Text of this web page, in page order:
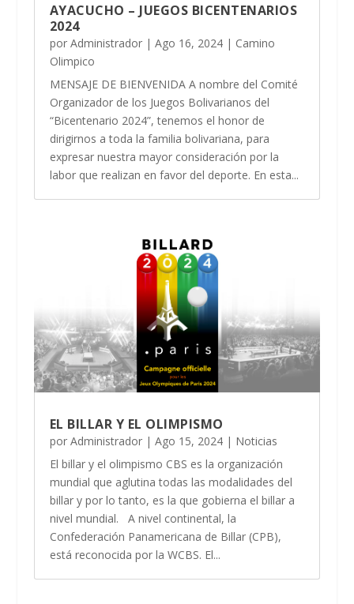
AYACUCHO – JUEGOS BICENTENARIOS
2024
por Administrador| Ago 16, 2024| Camino
Olimpico
MENSAJE DE BIENVENIDA A nombre del Comité
Organizador de los Juegos Bolivarianos del
“Bicentenario 2024”, tenemos el honor de
dirigirnos a toda la familia bolivariana, para
expresar nuestra mayor consideración por la
labor que realizan en favor del deporte. En esta...
EL BILLAR Y EL OLIMPISMO
por Administrador| Ago 15, 2024| Noticias
El billar y el olimpismo CBS es la organización
mundial que aglutina todas las modalidades del
billar y por lo tanto, es la que gobierna el billar a
nivel mundial. A nivel continental, la
Confederación Panamericana de Billar (CPB),
está reconocida por la WCBS. El...